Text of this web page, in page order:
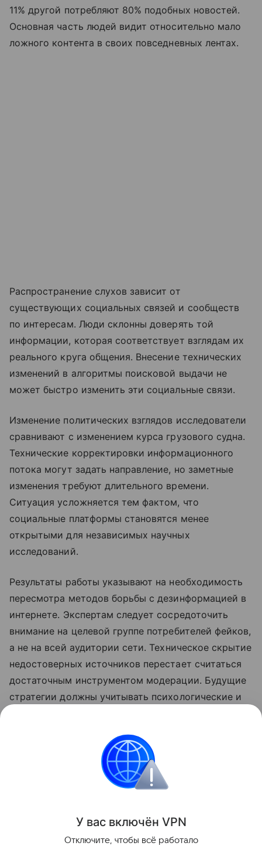
11% другой потребляют 80% подобных новостей.
Основная часть людей видит относительно мало
ложного контента в своих повседневных лентах.
Распространение слухов зависит от
существующих социальных связей и сообществ
по интересам. Люди склонны доверять той
информации, которая соответствует взглядам их
реального круга общения. Внесение технических
изменений в алгоритмы поисковой выдачи не
может быстро изменить эти социальные связи.
Изменение политических взглядов исследователи
сравнивают с изменением курса грузового судна.
Технические корректировки информационного
потока могут задать направление, но заметные
изменения требуют длительного времени.
Ситуация усложняется тем фактом, что
социальные платформы становятся менее
открытыми для независимых научных
исследований.
Результаты работы указывают на необходимость
пересмотра методов борьбы с дезинформацией в
интернете. Экспертам следует сосредоточить
внимание на целевой группе потребителей фейков,
а не на всей аудитории сети. Техническое скрытие
недостоверных источников перестает считаться
достаточным инструментом модерации. Будущие
стратегии должны учитывать психологические и
рассказывала
разрушают образ тела и почему это опасно.
У вас включён VPN
Отключите, чтобы всё работало